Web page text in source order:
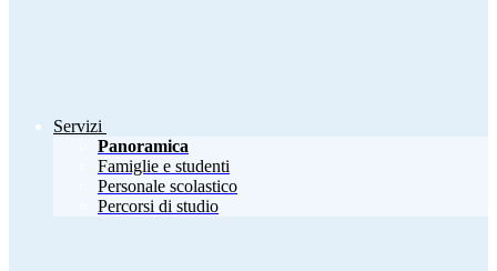
Servizi
Panoramica
Famiglie e studenti
Personale scolastico
Percorsi di studio